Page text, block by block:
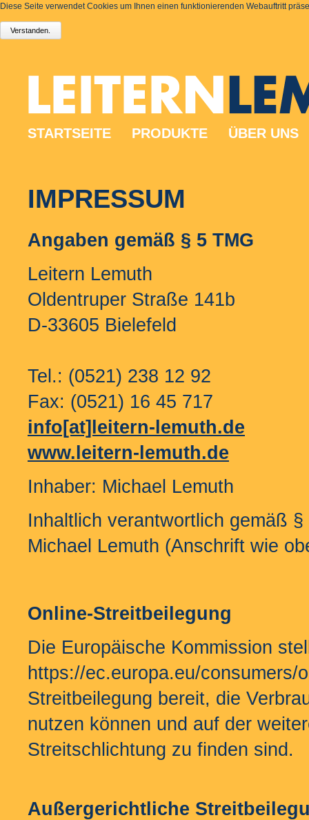
Diese Seite verwendet Cookies um Ihnen einen funktionierenden Webauftritt
STARTSEITE PRODUKTE ÜBER UNS
IMPRESSUM
Angaben gemäß § 5 TMG
Leitern Lemuth
Oldentruper Straße 141b
D-33605 Bielefeld
Tel.: (0521) 238 12 92
Fax: (0521) 16 45 717
info[at]leitern-lemuth.de
www.leitern-lemuth.de
Inhaber: Michael Lemuth
Inhaltlich verantwortlich gemäß §
Michael Lemuth (Anschrift wie
Online-Streitbeilegung
Die Europäische Kommission
https://ec.europa.eu/consumers/
Streitbeilegung bereit, die
nutzen können und auf der
Streitschlichtung zu finden sind.
Außergerichtliche